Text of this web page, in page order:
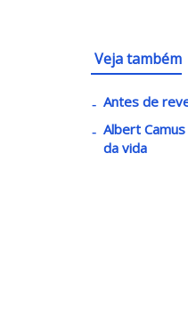
Veja também
Antes de
Albert
da vida